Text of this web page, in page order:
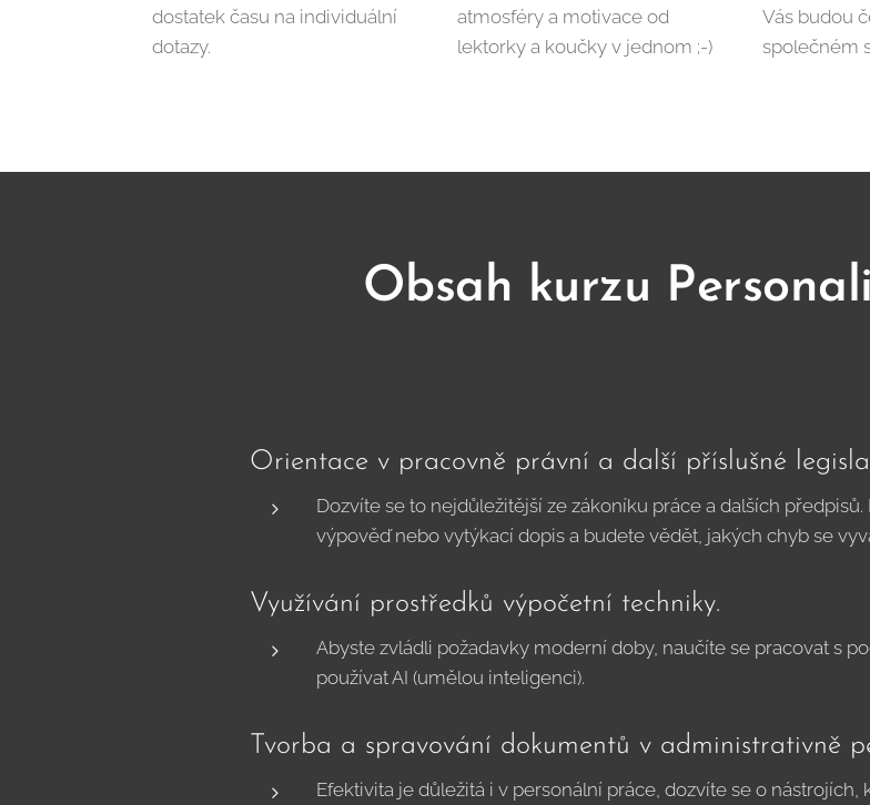
dostatek času na individuální
dotazy.
atmosféry a motivace od
lektorky a koučky v jednom ;-)
Vás budou
společném
Obsah kurzu
Orientace v pracovně právní a další příslušné
Dozvíte se to nejdůležitější ze zákoníku práce a dalších
výpověď nebo vytýkací dopis a budete vědět, jakých chyb se
Využívání prostředků výpočetní techniky.
Abyste zvládli požadavky moderní doby, naučíte se pracovat s
používat AI (umělou inteligenci).
Tvorba a spravování dokumentů v administrativně
Efektivita je důležitá i v personální práce, dozvíte se o